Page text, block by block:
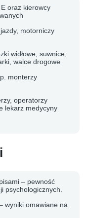
oraz kierowcy
motorniczy
widłowe, suwnice,
walce drogowe
monterzy
operatorzy
lekarz medycyny
– pewność
psychologicznych.
wyniki omawiane na